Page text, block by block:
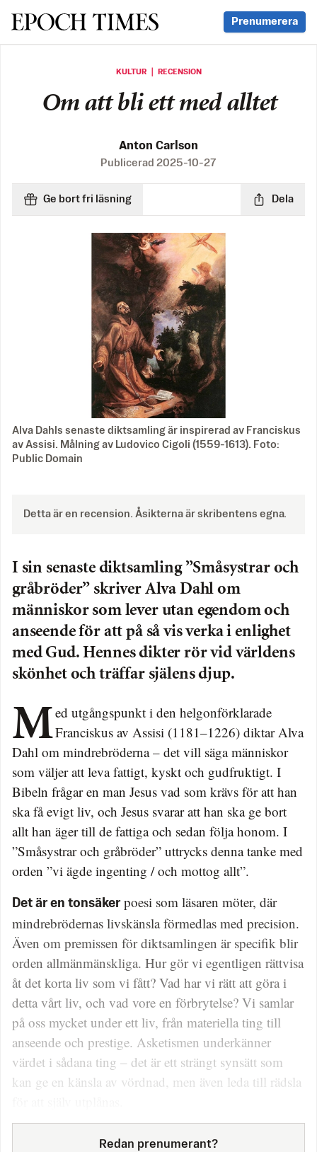
Svenska Epoch Times Prenumerera
KULTUR ｜ RECENSION
Om att bli ett med alltet
Anton Carlson
Publicerad 2025-10-27
Ge bort fri läsning Dela
Alva Dahls senaste diktsamling är inspirerad av Franciskus
av Assisi. Målning av Ludovico Cigoli (1559-1613). Foto:
Public Domain
Detta är en recension. Åsikterna är skribentens egna.
I sin senaste diktsamling ”Småsystrar och
gråbröder” skriver Alva Dahl om
människor som lever utan egendom och
anseende för att på så vis verka i enlighet
med Gud. Hennes dikter rör vid världens
skönhet och träffar själens djup.
Med utgångspunkt i den helgonförklaradeFranciskus av Assisi (1181–1226) diktar Alva
Dahl om mindrebröderna – det vill säga människor
som väljer att leva fattigt, kyskt och gudfruktigt. I
Bibeln frågar en man Jesus vad som krävs för att han
ska få evigt liv, och Jesus svarar att han ska ge bort
allt han äger till de fattiga och sedan följa honom. I
”Småsystrar och gråbröder” uttrycks denna tanke med
orden ”vi ägde ingenting / och mottog allt”.
Det är en tonsäker poesi som läsaren möter, där
mindrebrödernas livskänsla förmedlas med precision.
Även om premissen för diktsamlingen är specifik blir
orden allmänmänskliga. Hur gör vi egentligen rättvisa
åt det korta liv som vi fått? Vad har vi rätt att göra i
detta vårt liv, och vad vore en förbrytelse? Vi samlar
på oss mycket under ett liv, från materiella ting till
anseende och prestige. Asketismen underkänner
värdet i sådana ting – det är ett strängt synsätt som
kan ge en känsla av vördnad, men även leda till rädsla
Redan prenumerant?